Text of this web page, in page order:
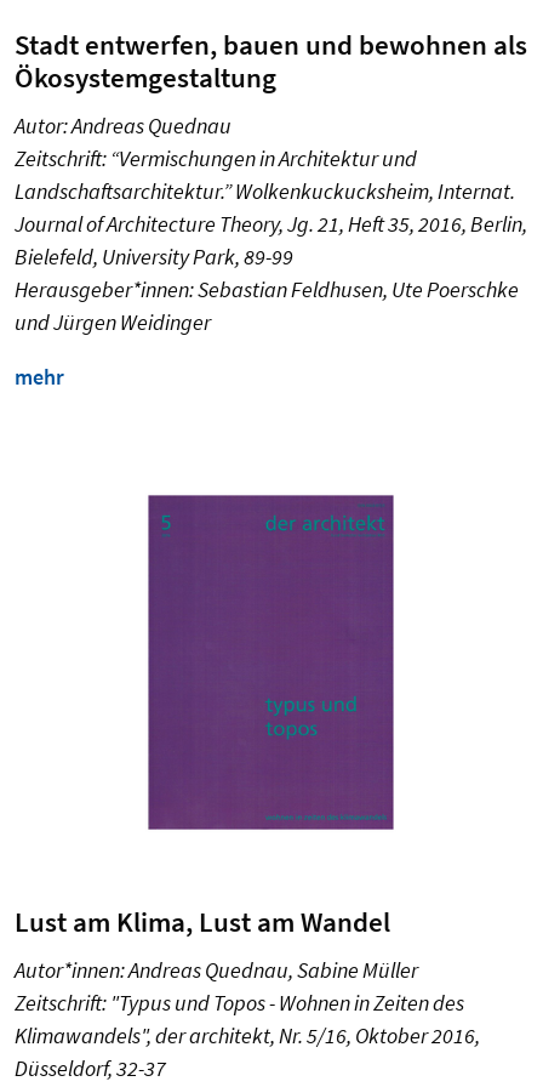
Stadt entwerfen, bauen und bewohnen als
Ökosystemgestaltung
Autor: Andreas Quednau
Zeitschrift: “Vermischungen in Architektur und
Landschaftsarchitektur.” Wolkenkuckucksheim, Internat.
Journal of Architecture Theory, Jg. 21, Heft 35, 2016, Berlin,
Bielefeld, University Park, 89-99
Herausgeber*innen: Sebastian Feldhusen, Ute Poerschke
und Jürgen Weidinger
mehr
Lust am Klima, Lust am Wandel
Autor*innen: Andreas Quednau, Sabine Müller
Zeitschrift: "Typus und Topos - Wohnen in Zeiten des
Klimawandels", der architekt, Nr. 5/16, Oktober 2016,
Düsseldorf, 32-37